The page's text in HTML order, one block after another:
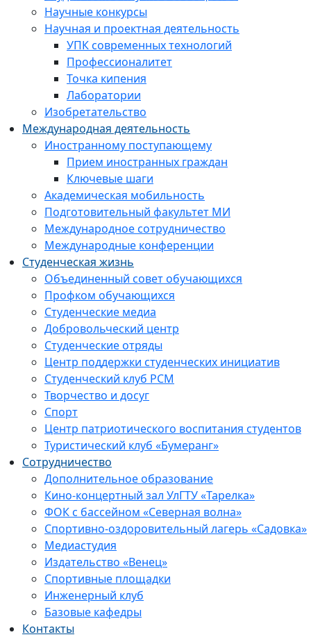
Научные конкурсы
Научная и проектная деятельность
УПК современных технологий
Профессионалитет
Точка кипения
Лаборатории
Изобретательство
Международная деятельность
Иностранному поступающему
Прием иностранных граждан
Ключевые шаги
Академическая мобильность
Подготовительный факультет МИ
Международное сотрудничество
Международные конференции
Студенческая жизнь
Объединенный совет обучающихся
Профком обучающихся
Студенческие медиа
Добровольческий центр
Студенческие отряды
Центр поддержки студенческих инициатив
Студенческий клуб РСМ
Творчество и досуг
Спорт
Центр патриотического воспитания студентов
Туристический клуб «Бумеранг»
Сотрудничество
Дополнительное образование
Кино-концертный зал УлГТУ «Тарелка»
ФОК с бассейном «Северная волна»
Спортивно-оздоровительный лагерь «Садовка»
Медиастудия
Издательство «Венец»
Спортивные площадки
Инженерный клуб
Базовые кафедры
Контакты